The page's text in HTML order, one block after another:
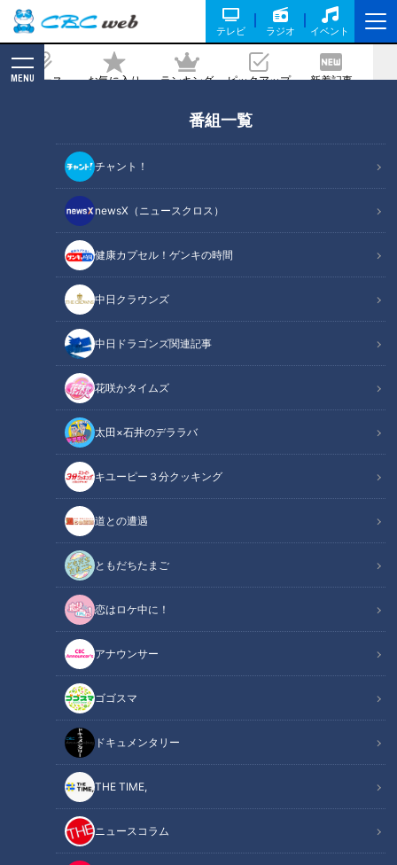
テレビ ラジオ イベント
ニュース お気に入り ランキング ピックアップ 新着記事
MENU
番組一覧
チャント！
newsX（ニュースクロス）
健康カプセル！ゲンキの時間
中日クラウンズ
中日ドラゴンズ関連記事
花咲かタイムズ
太田×石井のデララバ
キユーピー３分クッキング
道との遭遇
ともだちたまご
恋はロケ中に！
アナウンサー
ゴゴスマ
ドキュメンタリー
THE TIME,
ニュースコラム
ドクター】
記事に戻る
手や頭のふるえは治せる！？【なるほどドクター】
この記事の画像
この記事を見たあなたへのおすすめ